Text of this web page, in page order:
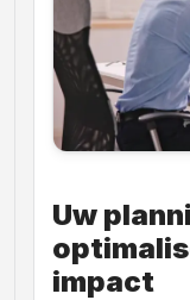
Uw
impact